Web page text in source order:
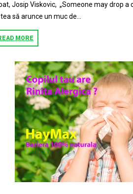
Josip Viskovic, „Someone may drop a
să arunce un muc de...
MORE